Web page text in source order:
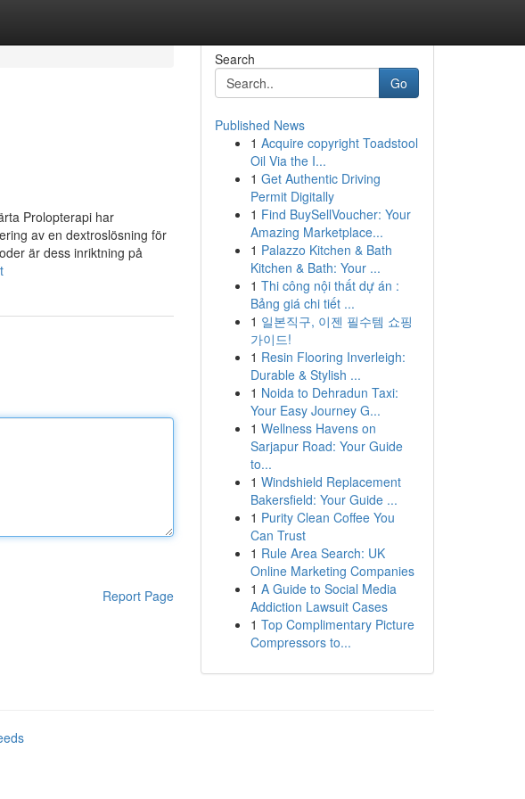
Prolopterapi har
av en dextroslösning för
är dess inriktning på
Report Page
Search
Go
Published News
1 Acquire copyright Toadstool
Oil Via the I...
1 Get Authentic Driving
Permit Digitally
1 Find BuySellVoucher: Your
Amazing Marketplace...
1 Palazzo Kitchen & Bath
Kitchen & Bath: Your ...
1 Thi công nội thất dự án :
Bảng giá chi tiết ...
1 일본직구, 이젠 필수템 쇼핑
가이드!
1 Resin Flooring Inverleigh:
Durable & Stylish ...
1 Noida to Dehradun Taxi:
Your Easy Journey G...
1 Wellness Havens on
Sarjapur Road: Your Guide
to...
1 Windshield Replacement
Bakersfield: Your Guide ...
1 Purity Clean Coffee You
Can Trust
1 Rule Area Search: UK
Online Marketing Companies
1 A Guide to Social Media
Addiction Lawsuit Cases
1 Top Complimentary Picture
Compressors to...